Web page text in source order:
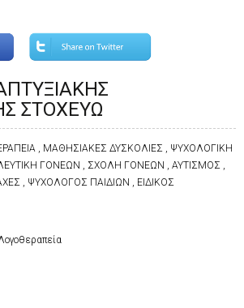
ΣΤΟΧΕΥΩ
, ΜΑΘΗΣΙΑΚΕΣ ΔΥΣΚΟΛΙΕΣ , ΨΥΧΟΛΟΓΙΚΗ
ΓΟΝΕΩΝ , ΣΧΟΛΗ ΓΟΝΕΩΝ , ΑΥΤΙΣΜΟΣ ,
, ΨΥΧΟΛΟΓΟΣ ΠΑΙΔΙΩΝ , ΕΙΔΙΚΟΣ